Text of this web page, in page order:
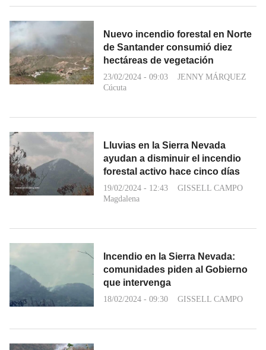
Nuevo incendio forestal en Norte
de Santander consumió diez
hectáreas de vegetación
23/02/2024 - 09:03
JENNY MÁRQUEZ
Cúcuta
Lluvias en la Sierra Nevada
ayudan a disminuir el incendio
forestal activo hace cinco días
19/02/2024 - 12:43
GISSELL CAMPO
Magdalena
Incendio en la Sierra Nevada:
comunidades piden al Gobierno
que intervenga
18/02/2024 - 09:30 GISSELL CAMPO